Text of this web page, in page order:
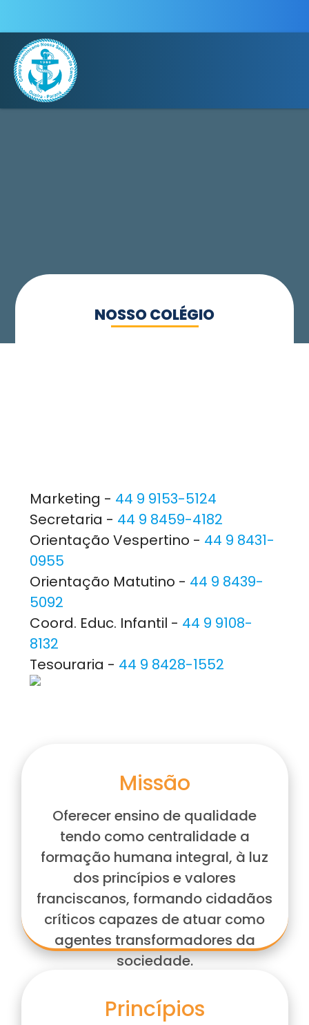
NOSSO COLÉGIO
Marketing - 44 9 9153-5124
Secretaria - 44 9 8459-4182
Orientação Vespertino - 44 9 8431-
0955
Orientação Matutino - 44 9 8439-
5092
Coord. Educ. Infantil - 44 9 9108-
8132
Tesouraria - 44 9 8428-1552
Missão
Oferecer ensino de qualidade
tendo como centralidade a
formação humana integral, à luz
dos princípios e valores
franciscanos, formando cidadãos
críticos capazes de atuar como
agentes transformadores da
sociedade.
Princípios